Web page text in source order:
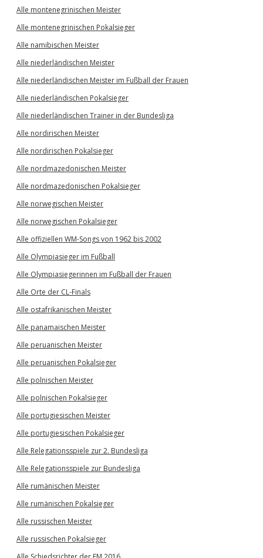
Alle montenegrinischen Meister
Alle montenegrinischen Pokalsieger
Alle namibischen Meister
Alle niederländischen Meister
Alle niederländischen Meister im Fußball der Frauen
Alle niederländischen Pokalsieger
Alle niederländischen Trainer in der Bundesliga
Alle nordirischen Meister
Alle nordirischen Pokalsieger
Alle nordmazedonischen Meister
Alle nordmazedonischen Pokalsieger
Alle norwegischen Meister
Alle norwegischen Pokalsieger
Alle offiziellen WM-Songs von 1962 bis 2002
Alle Olympiasieger im Fußball
Alle Olympiasiegerinnen im Fußball der Frauen
Alle Orte der CL-Finals
Alle ostafrikanischen Meister
Alle panamaischen Meister
Alle peruanischen Meister
Alle peruanischen Pokalsieger
Alle polnischen Meister
Alle polnischen Pokalsieger
Alle portugiesischen Meister
Alle portugiesischen Pokalsieger
Alle Relegationsspiele zur 2. Bundesliga
Alle Relegationsspiele zur Bundesliga
Alle rumänischen Meister
Alle rumänischen Pokalsieger
Alle russischen Meister
Alle russischen Pokalsieger